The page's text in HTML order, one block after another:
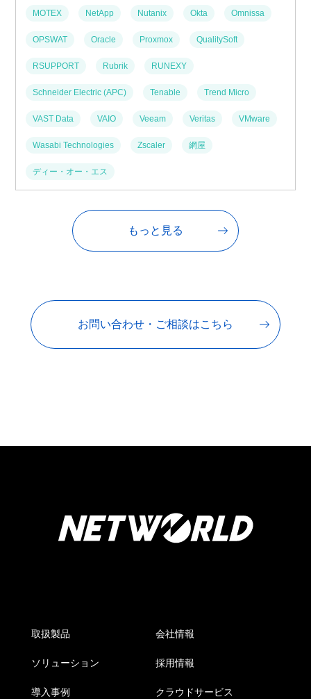
MOTEX NetApp Nutanix Okta Omnissa
OPSWAT Oracle Proxmox QualitySoft
RSUPPORT Rubrik RUNEXY
Schneider Electric (APC) Tenable Trend Micro
VAST Data VAIO Veeam Veritas VMware
Wasabi Technologies Zscaler 網屋
ディー・オー・エス
もっと見る
お問い合わせ・ご相談はこちら
取扱製品
ソリューション
導入事例
会社情報
採用情報
クラウドサービス